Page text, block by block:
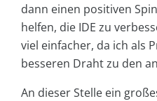
dann einen positiven
helfen, die IDE zu
viel einfacher, da ich als
besseren Draht zu den
An dieser Stelle ein